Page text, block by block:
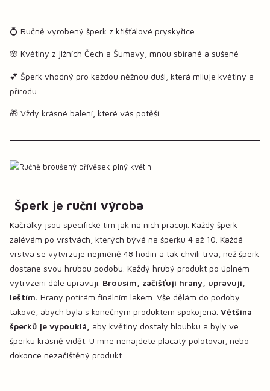
💍 Ručně vyrobený šperk z křišťálové pryskyřice
🌸 Květiny z jižních Čech a Šumavy, mnou sbírané a sušené
💕 Šperk vhodný pro každou něžnou duši, která miluje květiny a
přírodu
🎁 Vždy krásné balení, které vás potěší
Šperk je ruční výroba
Kačrálky jsou specifické tím jak na nich pracuji. Každý šperk
zalévám po vrstvách, kterých bývá na šperku 4 až 10. Každá
vrstva se vytvrzuje nejméně 48 hodin a tak chvíli trvá, než šperk
dostane svou hrubou podobu. Každý hrubý produkt po úplném
vytrvzení dále upravuji. Brousím, začišťuji hrany, upravuji,
leštím. Hrany potírám finálním lakem. Vše dělám do podoby
takové, abych byla s konečným produktem spokojená. Většina
šperků je vypouklá,
aby květiny dostaly hloubku a byly ve
šperku krásně vidět. U mne nenajdete placatý polotovar, nebo
dokonce nezačištěný produkt